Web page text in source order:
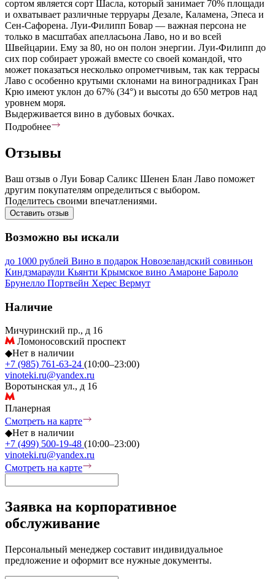
сортом является сорт Шасла, который занимает 70% площади
и охватывает различные терруары Дезале, Каламена, Эпеса и
Сен-Сафорена. Луи-Филипп Бовар — важная персона не
только в масштабах апелласьона Лаво, но и во всей
Швейцарии. Ему за 80, но он полон энергии. Луи-Филипп до
сих пор собирает урожай вместе со своей командой, что
может показаться несколько опрометчивым, так как террасы
Лаво с особенно крутыми склонами на виноградниках Гран
Крю имеют уклон до 67% (34°) и высоты до 650 метров над
уровнем моря.
Выдерживается вино в дубовых бочках.
Подробнее
Отзывы
Ваш отзыв о Луи Бовар Саликс Шенен Блан Лаво поможет
другим покупателям определиться с выбором.
Поделитесь своими впечатлениями.
Оставить отзыв
Возможно вы искали
до 1000 рублей Вино в подарок Новозеландский совиньон
Киндзмараули Кьянти Крымское вино Амароне Бароло
Брунелло Портвейн Херес Вермут
Наличие
Мичуринский пр., д 16
Ломоносовский проспект
◆Нет в наличии
+7 (985) 761-63-24 (10:00–23:00)
vinoteki.ru@yandex.ru
Воротынская ул., д 16
Планерная
Смотреть на карте
◆Нет в наличии
+7 (499) 500-19-48 (10:00–23:00)
vinoteki.ru@yandex.ru
Смотреть на карте
Заявка на корпоративное
обслуживание
Персональный менеджер составит индивидуальное
предложение и оформит все нужные документы.